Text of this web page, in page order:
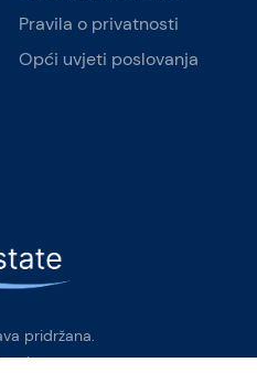
Pravila o privatnosti
Opći uvjeti poslovanja
pridržana.
-Phone: +385 98 384 007